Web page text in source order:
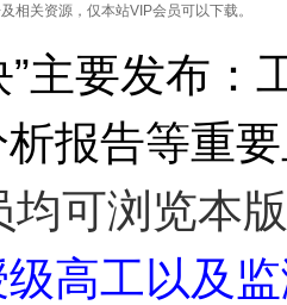
相关资源，仅本站VIP会员可以下载。
主要发布：
报告等重
可浏览本
高工以及